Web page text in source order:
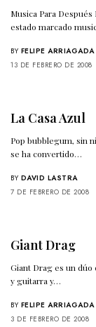
Musica Para
estado marcado
BY FELIPE ARRIAGADA
13 DE FEBRERO DE 2008
La Casa Azul
Pop bubblegum, sin
se ha convertido…
BY DAVID LASTRA
7 DE FEBRERO DE 2008
Giant Drag
Giant Drag es un
y guitarra y…
BY FELIPE ARRIAGADA
3 DE FEBRERO DE 2008